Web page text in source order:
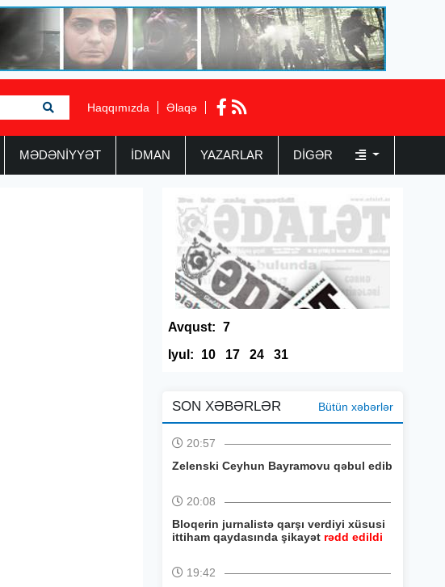
Haqqımızda Əlaqə
MƏDƏNİYYƏT İDMAN YAZARLAR DIGƏR
Avqust: 7
Iyul:
10 17 24 31
SON XƏBƏRLƏR Bütün xəbərlər
20:57
Zelenski Ceyhun Bayramovu qəbul edib
20:08
Bloqerin jurnalistə qarşı verdiyi xüsusi
ittiham qaydasında şikayət rədd edildi
19:42